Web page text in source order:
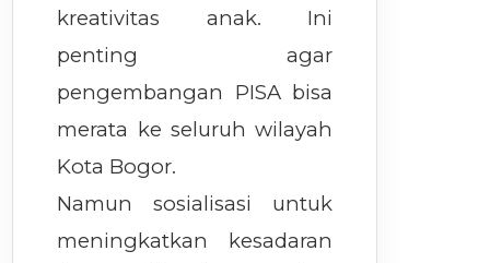
kreativitas anak. Ini
penting agar
pengembangan PISA bisa
merata ke seluruh wilayah
Kota Bogor.
Namun sosialisasi untuk
meningkatkan kesadaran